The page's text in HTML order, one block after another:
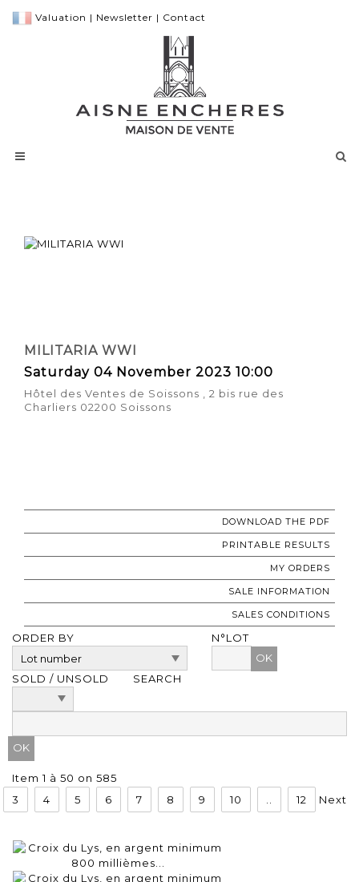
Valuation | Newsletter | Contact
MILITARIA WWI
Saturday 04 November 2023 10:00
Hôtel des Ventes de Soissons , 2 bis rue des
Charliers 02200 Soissons
DOWNLOAD THE PDF
PRINTABLE RESULTS
MY ORDERS
SALE INFORMATION
SALES CONDITIONS
ORDER BY
N°LOT
OK
SOLD / UNSOLD
SEARCH
Item 1 à 50 on 585
3
4 5 6 7 8 9 10 12 Next